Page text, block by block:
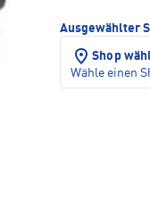
Ausgewählter
Shop
Wähle einen